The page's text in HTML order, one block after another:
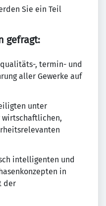
Sie ein Teil
gefragt:
, termin- und
aller Gewerke auf
unter
wirtschaftlichen,
intelligenten und
in
der